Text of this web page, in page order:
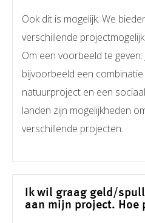
Ook dit is mogelijk. We
verschillende
Om een voorbeeld te
bijvoorbeeld een
natuurproject en een
landen zijn mogelijkheden
verschillende projecten.
Ik wil graag geld/
aan mijn project. Hoe